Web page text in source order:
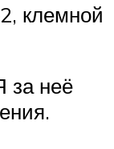
клемной
за неё